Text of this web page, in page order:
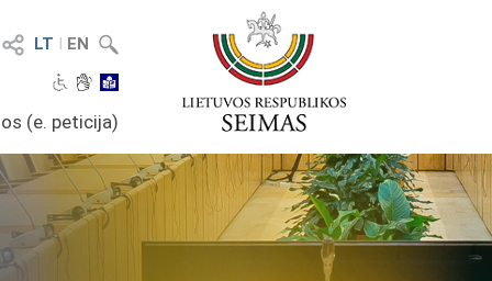
LT I EN
(e. peticija)